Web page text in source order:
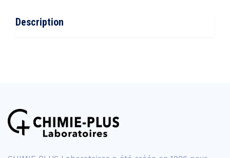
Description